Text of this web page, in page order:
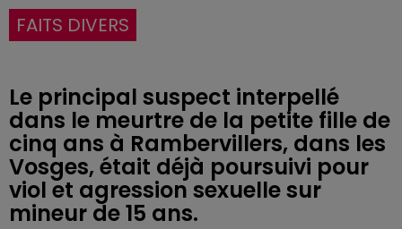
FAITS DIVERS
Le principal suspect interpellé
dans le meurtre de la petite fille de
cinq ans à Rambervillers, dans les
Vosges, était déjà poursuivi pour
viol et agression sexuelle sur
mineur de 15 ans.